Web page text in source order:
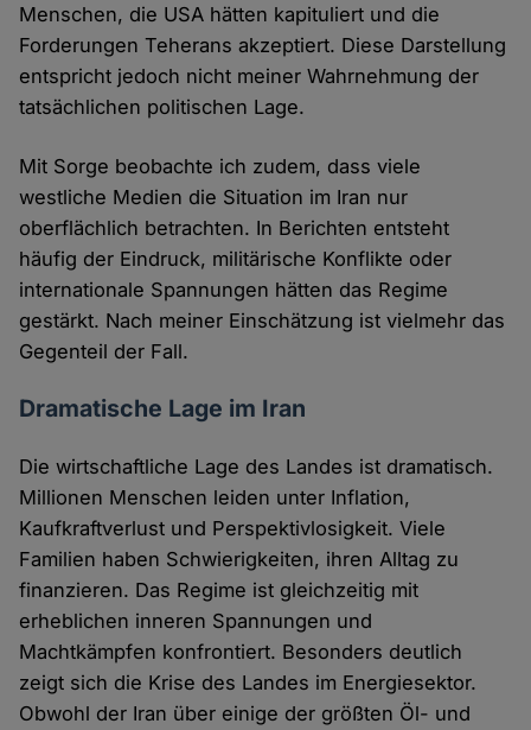
Menschen, die USA hätten kapituliert und die
Forderungen Teherans akzeptiert. Diese Darstellung
entspricht jedoch nicht meiner Wahrnehmung der
tatsächlichen politischen Lage.
Mit Sorge beobachte ich zudem, dass viele
westliche Medien die Situation im Iran nur
oberflächlich betrachten. In Berichten entsteht
häufig der Eindruck, militärische Konflikte oder
internationale Spannungen hätten das Regime
gestärkt. Nach meiner Einschätzung ist vielmehr das
Gegenteil der Fall.
Dramatische Lage im Iran
Die wirtschaftliche Lage des Landes ist dramatisch.
Millionen Menschen leiden unter Inflation,
Kaufkraftverlust und Perspektivlosigkeit. Viele
Familien haben Schwierigkeiten, ihren Alltag zu
finanzieren. Das Regime ist gleichzeitig mit
erheblichen inneren Spannungen und
Machtkämpfen konfrontiert. Besonders deutlich
zeigt sich die Krise des Landes im Energiesektor.
Obwohl der Iran über einige der größten Öl- und